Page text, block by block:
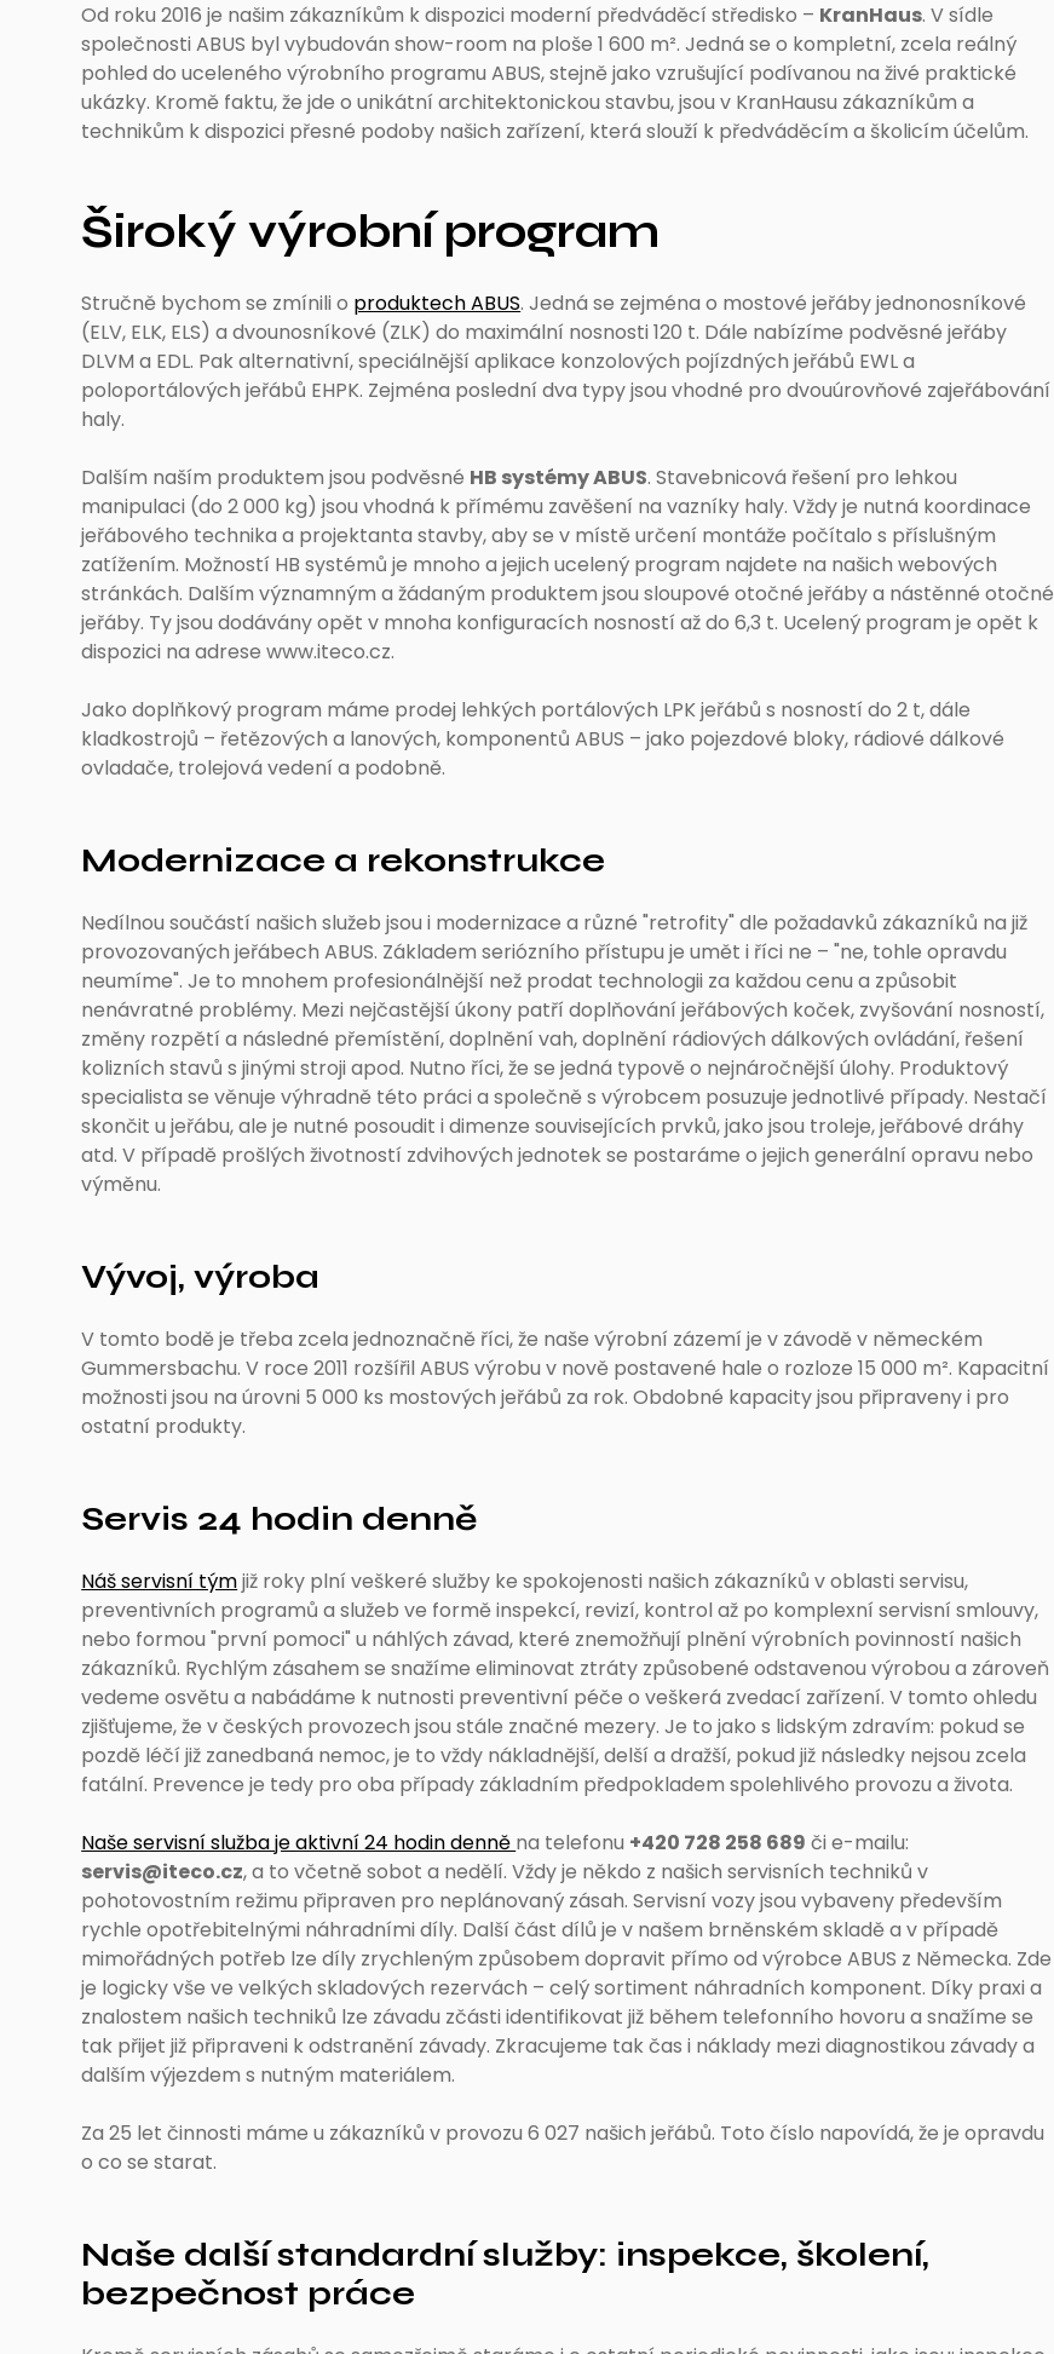
Od roku 2016 je našim zákazníkům k dispozici moderní předváděcí středisko – KranHaus. V sídle
společnosti ABUS byl vybudován show-room na ploše 1 600 m². Jedná se o kompletní, zcela reálný
pohled do uceleného výrobního programu ABUS, stejně jako vzrušující podívanou na živé praktické
ukázky. Kromě faktu, že jde o unikátní architektonickou stavbu, jsou v KranHausu zákazníkům a
technikům k dispozici přesné podoby našich zařízení, která slouží k předváděcím a školicím účelům.
Široký výrobní program
Stručně bychom se zmínili o produktech ABUS. Jedná se zejména o mostové jeřáby jednonosníkové
(ELV, ELK, ELS) a dvounosníkové (ZLK) do maximální nosnosti 120 t. Dále nabízíme podvěsné jeřáby
DLVM a EDL. Pak alternativní, speciálnější aplikace konzolových pojízdných jeřábů EWL a
poloportálových jeřábů EHPK. Zejména poslední dva typy jsou vhodné pro dvouúrovňové zajeřábování
haly.
Dalším naším produktem jsou podvěsné HB systémy ABUS. Stavebnicová řešení pro lehkou
manipulaci (do 2 000 kg) jsou vhodná k přímému zavěšení na vazníky haly. Vždy je nutná koordinace
jeřábového technika a projektanta stavby, aby se v místě určení montáže počítalo s příslušným
zatížením. Možností HB systémů je mnoho a jejich ucelený program najdete na našich webových
stránkách. Dalším významným a žádaným produktem jsou sloupové otočné jeřáby a nástěnné otočné
jeřáby. Ty jsou dodávány opět v mnoha konfiguracích nosností až do 6,3 t. Ucelený program je opět k
dispozici na adrese www.iteco.cz.
Jako doplňkový program máme prodej lehkých portálových LPK jeřábů s nosností do 2 t, dále
kladkostrojů – řetězových a lanových, komponentů ABUS – jako pojezdové bloky, rádiové dálkové
ovladače, trolejová vedení a podobně.
Modernizace a rekonstrukce
Nedílnou součástí našich služeb jsou i modernizace a různé "retrofity" dle požadavků zákazníků na již
provozovaných jeřábech ABUS. Základem seriózního přístupu je umět i říci ne – "ne, tohle opravdu
neumíme". Je to mnohem profesionálnější než prodat technologii za každou cenu a způsobit
nenávratné problémy. Mezi nejčastější úkony patří doplňování jeřábových koček, zvyšování nosností,
změny rozpětí a následné přemístění, doplnění vah, doplnění rádiových dálkových ovládání, řešení
kolizních stavů s jinými stroji apod. Nutno říci, že se jedná typově o nejnáročnější úlohy. Produktový
specialista se věnuje výhradně této práci a společně s výrobcem posuzuje jednotlivé případy. Nestačí
skončit u jeřábu, ale je nutné posoudit i dimenze souvisejících prvků, jako jsou troleje, jeřábové dráhy
atd. V případě prošlých životností zdvihových jednotek se postaráme o jejich generální opravu nebo
výměnu.
Vývoj, výroba
V tomto bodě je třeba zcela jednoznačně říci, že naše výrobní zázemí je v závodě v německém
Gummersbachu. V roce 2011 rozšířil ABUS výrobu v nově postavené hale o rozloze 15 000 m². Kapacitní
možnosti jsou na úrovni 5 000 ks mostových jeřábů za rok. Obdobné kapacity jsou připraveny i pro
ostatní produkty.
Servis 24 hodin denně
Náš servisní týmjiž roky plní veškeré služby ke spokojenosti našich zákazníků v oblasti servisu,
preventivních programů a služeb ve formě inspekcí, revizí, kontrol až po komplexní servisní smlouvy,
nebo formou "první pomoci" u náhlých závad, které znemožňují plnění výrobních povinností našich
zákazníků. Rychlým zásahem se snažíme eliminovat ztráty způsobené odstavenou výrobou a zároveň
vedeme osvětu a nabádáme k nutnosti preventivní péče o veškerá zvedací zařízení. V tomto ohledu
zjišťujeme, že v českých provozech jsou stále značné mezery. Je to jako s lidským zdravím: pokud se
pozdě léčí již zanedbaná nemoc, je to vždy nákladnější, delší a dražší, pokud již následky nejsou zcela
fatální. Prevence je tedy pro oba případy základním předpokladem spolehlivého provozu a života.
Naše servisní služba je aktivní 24 hodin denně na telefonu +420 728 258 689 či e-mailu:
servis@iteco.cz, a to včetně sobot a nedělí. Vždy je někdo z našich servisních techniků v
pohotovostním režimu připraven pro neplánovaný zásah. Servisní vozy jsou vybaveny především
rychle opotřebitelnými náhradními díly. Další část dílů je v našem brněnském skladě a v případě
mimořádných potřeb lze díly zrychleným způsobem dopravit přímo od výrobce ABUS z Německa. Zde
je logicky vše ve velkých skladových rezervách – celý sortiment náhradních komponent. Díky praxi a
znalostem našich techniků lze závadu zčásti identifikovat již během telefonního hovoru a snažíme se
tak přijet již připraveni k odstranění závady. Zkracujeme tak čas i náklady mezi diagnostikou závady a
dalším výjezdem s nutným materiálem.
Za 25 let činnosti máme u zákazníků v provozu 6 027 našich jeřábů. Toto číslo napovídá, že je opravdu
o co se starat.
Naše další standardní služby: inspekce, školení,
bezpečnost práce